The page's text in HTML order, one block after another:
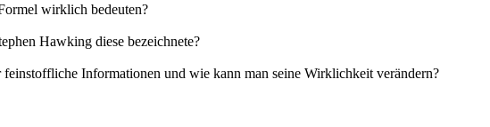
wirklich bedeuten?
Hawking diese bezeichnete?
Informationen und wie kann man seine Wirklichkeit verändern?